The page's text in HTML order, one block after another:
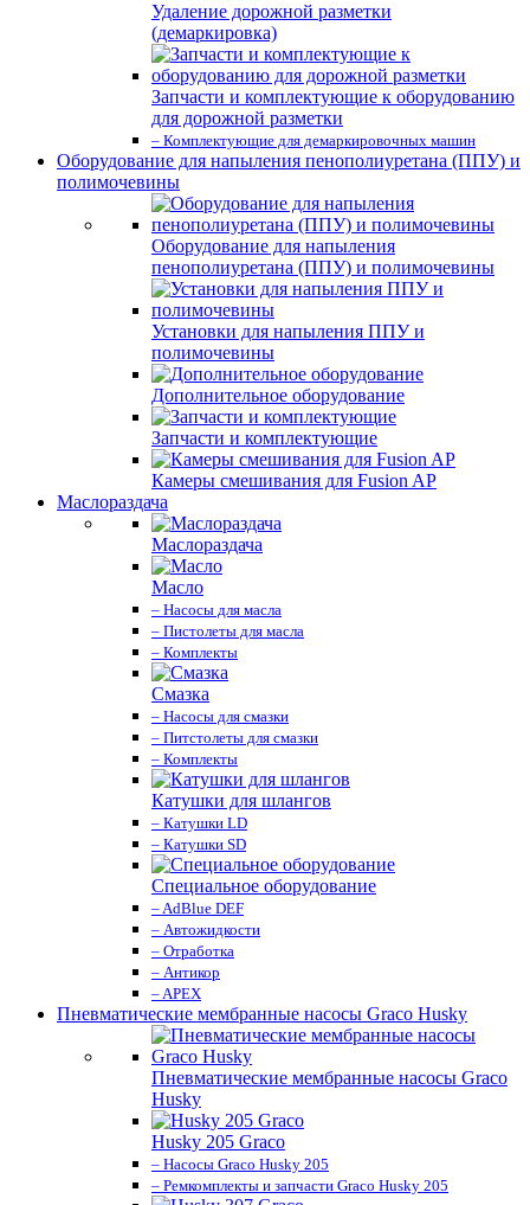
Удаление дорожной разметки
(демаркировка)
Запчасти и комплектующие к оборудованию
для дорожной разметки
– Комплектующие для демаркировочных машин
Оборудование для напыления пенополиуретана (ППУ) и
полимочевины
Оборудование для напыления
пенополиуретана (ППУ) и полимочевины
Установки для напыления ППУ и
полимочевины
Дополнительное оборудование
Запчасти и комплектующие
Камеры смешивания для Fusion AP
Маслораздача
Маслораздача
Масло
– Насосы для масла
– Пистолеты для масла
– Комплекты
Смазка
– Насосы для смазки
– Питстолеты для смазки
– Комплекты
Катушки для шлангов
– Катушки LD
– Катушки SD
Специальное оборудование
– AdBlue DEF
– Автожидкости
– Отработка
– Антикор
– APEX
Пневматические мембранные насосы Graco Husky
Пневматические мембранные насосы Graco
Husky
Husky 205 Graco
– Насосы Graco Husky 205
– Ремкомплекты и запчасти Graco Husky 205